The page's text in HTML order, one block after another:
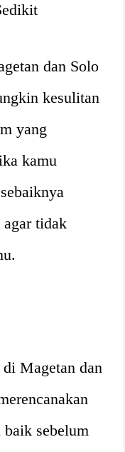
dan Solo
kesulitan
yang
kamu
agar tidak
Magetan dan
baik sebelum